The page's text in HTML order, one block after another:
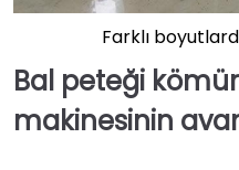
Farklı
Bal peteği
makinesinin